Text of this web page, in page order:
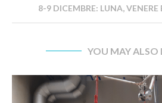
8-9 DICEMBRE: LUNA, VENERE
YOU MAY ALSO